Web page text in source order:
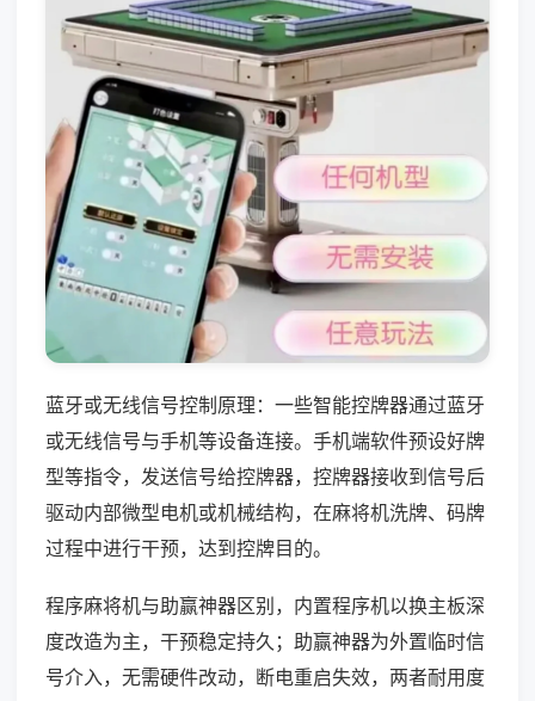
蓝牙或无线信号控制原理：一些智能控牌器通过蓝牙
或无线信号与手机等设备连接。手机端软件预设好牌
型等指令，发送信号给控牌器，控牌器接收到信号后
驱动内部微型电机或机械结构，在麻将机洗牌、码牌
过程中进行干预，达到控牌目的。
程序麻将机与助赢神器区别，内置程序机以换主板深
度改造为主，干预稳定持久；助赢神器为外置临时信
号介入，无需硬件改动，断电重启失效，两者耐用度